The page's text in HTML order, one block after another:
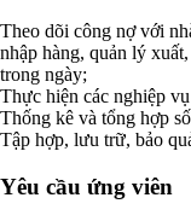
Theo dõi công nợ với
nhập hàng, quản lý
trong ngày;
Thực hiện các nghiệp
Thống kê và tổng hợp
Tập hợp, lưu trữ, bảo
Yêu cầu ứng viên